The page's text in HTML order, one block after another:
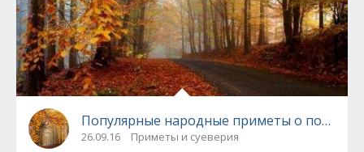
Популярные народные приметы о погоде
26.09.16 Приметы и суеверия